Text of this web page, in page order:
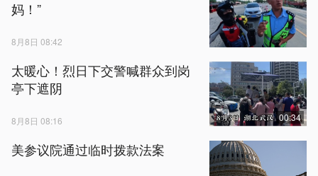
妈！”
8月8日 08:42
太暖心！烈日下交警喊群众到岗
亭下遮阴
8月8日 08:16 00:34
美参议院通过临时拨款法案